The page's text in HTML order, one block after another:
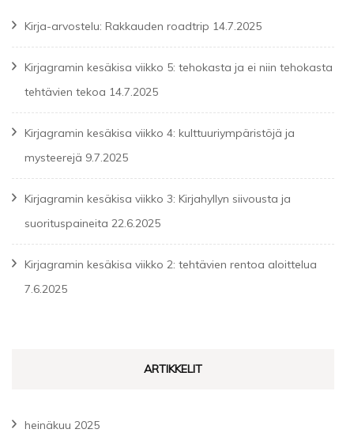
Kirja-arvostelu: Rakkauden roadtrip 14.7.2025
Kirjagramin kesäkisa viikko 5: tehokasta ja ei niin tehokasta
tehtävien tekoa 14.7.2025
Kirjagramin kesäkisa viikko 4: kulttuuriympäristöjä ja
mysteerejä 9.7.2025
Kirjagramin kesäkisa viikko 3: Kirjahyllyn siivousta ja
suorituspaineita 22.6.2025
Kirjagramin kesäkisa viikko 2: tehtävien rentoa aloittelua
7.6.2025
ARTIKKELIT
heinäkuu 2025